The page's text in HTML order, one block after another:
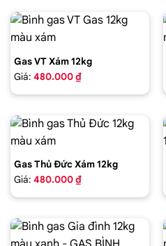
Gas VT Xám 12kg
Giá: 480.000 ₫
Gas Thủ Đức Xám 12kg
Giá: 480.000 ₫